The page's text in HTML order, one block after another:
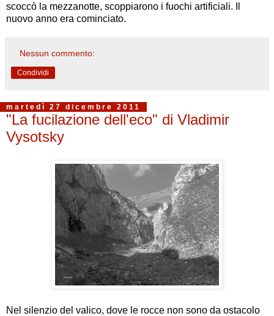
scoccò la mezzanotte, scoppiarono i fuochi artificiali. Il
nuovo anno era cominciato.
Nessun commento:
Condividi
martedì 27 dicembre 2011
"La fucilazione dell'eco" di Vladimir
Vysotsky
Nel silenzio del valico, dove le rocce non sono da ostacolo